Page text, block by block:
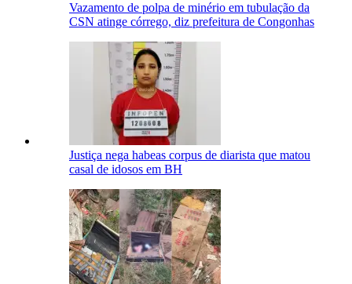
Vazamento de polpa de minério em tubulação da
CSN atinge córrego, diz prefeitura de Congonhas
Justiça nega habeas corpus de diarista que matou
casal de idosos em BH